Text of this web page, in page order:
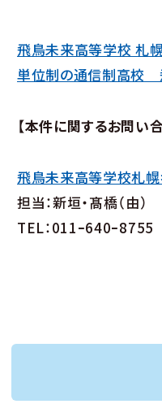
飛鳥未来高等学校 札
単位制の通信制高校
【本件に関するお問い
飛鳥未来高等学校札幌
担当：新垣・髙橋（由）
TEL：011ｰ640ｰ8755